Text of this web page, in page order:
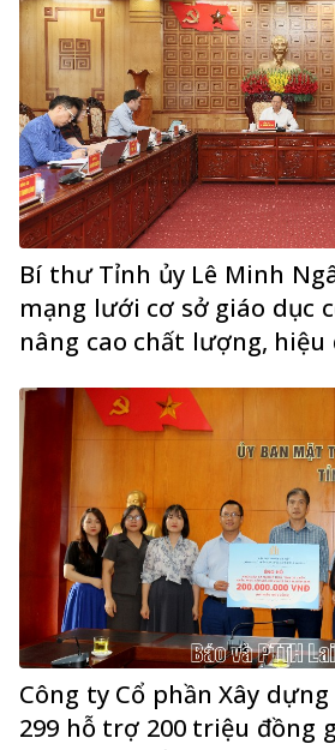
Bí thư Tỉnh ủy Lê Minh
mạng lưới cơ sở giáo dục
nâng cao chất lượng, hiệu
Công ty Cổ phần Xây
299 hỗ trợ 200 triệu đồng